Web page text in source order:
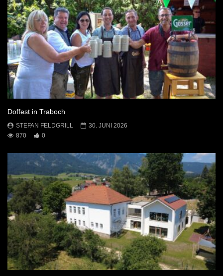
Doffest in Traboch
STEFAN FELDGRILL
30. JUNI 2026
870
0